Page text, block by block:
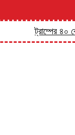
ট্রাম্পের ৪০ কোটি